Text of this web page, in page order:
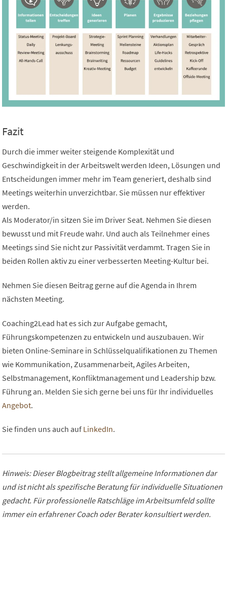
Fazit
Durch die immer weiter steigende Komplexität und
Geschwindigkeit in der Arbeitswelt werden Ideen, Lösungen und
Entscheidungen immer mehr im Team generiert, deshalb sind
Meetings weiterhin unverzichtbar. Sie müssen nur effektiver
werden.
Als Moderator/in sitzen Sie im Driver Seat. Nehmen Sie diesen
bewusst und mit Freude wahr. Und auch als Teilnehmer eines
Meetings sind Sie nicht zur Passivität verdammt. Tragen Sie in
beiden Rollen aktiv zu einer verbesserten Meeting-Kultur bei.
Nehmen Sie diesen Beitrag gerne auf die Agenda in Ihrem
nächsten Meeting.
Coaching2Lead hat es sich zur Aufgabe gemacht,
Führungskompetenzen zu entwickeln und auszubauen. Wir
bieten Online-Seminare in Schlüsselqualifikationen zu Themen
wie Kommunikation, Zusammenarbeit, Agiles Arbeiten,
Selbstmanagement, Konfliktmanagement und Leadership bzw.
Führung an. Melden Sie sich gerne bei uns für Ihr individuelles
Angebot.
Sie finden uns auch auf LinkedIn.
Hinweis: Dieser Blogbeitrag stellt allgemeine Informationen dar
und ist nicht als spezifische Beratung für individuelle Situationen
gedacht. Für professionelle Ratschläge im Arbeitsumfeld sollte
immer ein erfahrener Coach oder Berater konsultiert werden.